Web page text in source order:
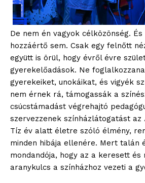
szubjektív
ELŐFIZETÉS
De nem én vagyok célközönség.
hozzáértő sem. Csak egy felnőtt
együtt is örül, hogy évről évre
gyerekelőadások. Ne
gyerekeiket, unokáikat, és vigyék
nem érnek rá, támogassák a
csúcstámadást végrehajtó
szervezzenek színházlátogatást az
Tíz év alatt életre szóló élmény,
minden hibája ellenére. Mert talán
mondandója, hogy az a keresett
aranykulcs a színházhoz vezeti a